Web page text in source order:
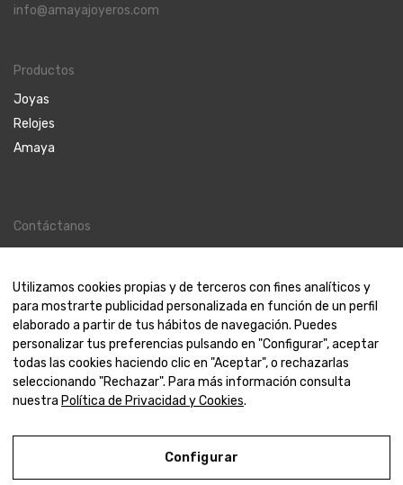
info@amayajoyeros.com
Productos
Joyas
Relojes
Amaya
Contáctanos
Nosotros
© 2000-2024 Amaya Joyeros
Utilizamos cookies propias y de terceros con fines analíticos y
para mostrarte publicidad personalizada en función de un perfil
elaborado a partir de tus hábitos de navegación. Puedes
personalizar tus preferencias pulsando en "Configurar", aceptar
todas las cookies haciendo clic en "Aceptar", o rechazarlas
seleccionando "Rechazar". Para más información consulta
nuestra Política de Privacidad y Cookies.
Configurar
Política de Privacidad y Cookies